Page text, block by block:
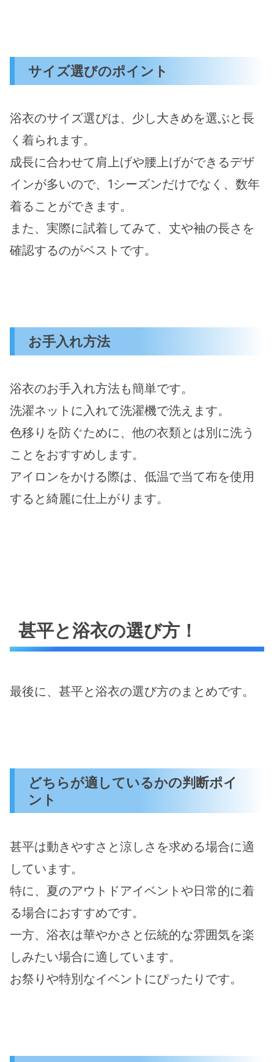
サイズ選びのポイント
浴衣のサイズ選びは、少し大きめを選ぶと長
く着られます。
成長に合わせて肩上げや腰上げができるデザ
インが多いので、1シーズンだけでなく、数年
着ることができます。
また、実際に試着してみて、丈や袖の長さを
確認するのがベストです。
お手入れ方法
浴衣のお手入れ方法も簡単です。
洗濯ネットに入れて洗濯機で洗えます。
色移りを防ぐために、他の衣類とは別に洗う
ことをおすすめします。
アイロンをかける際は、低温で当て布を使用
すると綺麗に仕上がります。
甚平と浴衣の選び方！
最後に、甚平と浴衣の選び方のまとめです。
どちらが適しているかの判断ポイ
ント
甚平は動きやすさと涼しさを求める場合に適
しています。
特に、夏のアウトドアイベントや日常的に着
る場合におすすめです。
一方、浴衣は華やかさと伝統的な雰囲気を楽
しみたい場合に適しています。
お祭りや特別なイベントにぴったりです。